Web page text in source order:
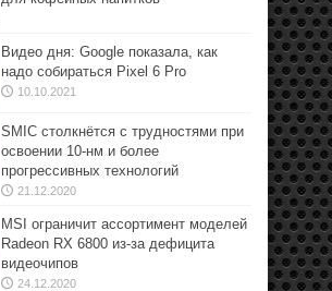
Видео дня: Google показала, как
надо собираться Pixel 6 Pro
10.10.2021
SMIC столкнётся с трудностями при
освоении 10-нм и более
прогрессивных технологий
21.12.2020
MSI ограничит ассортимент моделей
Radeon RX 6800 из-за дефицита
видеочипов
24.12.2020